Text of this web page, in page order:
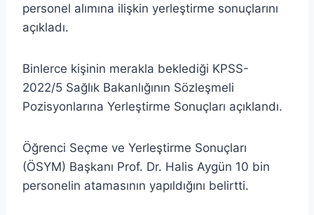
personel alımına ilişkin yerleştirme sonuçlarını
açıkladı.
Binlerce kişinin merakla beklediği KPSS-
2022/5 Sağlık Bakanlığının Sözleşmeli
Pozisyonlarına Yerleştirme Sonuçları açıklandı.
Öğrenci Seçme ve Yerleştirme Sonuçları
(ÖSYM) Başkanı Prof. Dr. Halis Aygün 10 bin
personelin atamasının yapıldığını belirtti.